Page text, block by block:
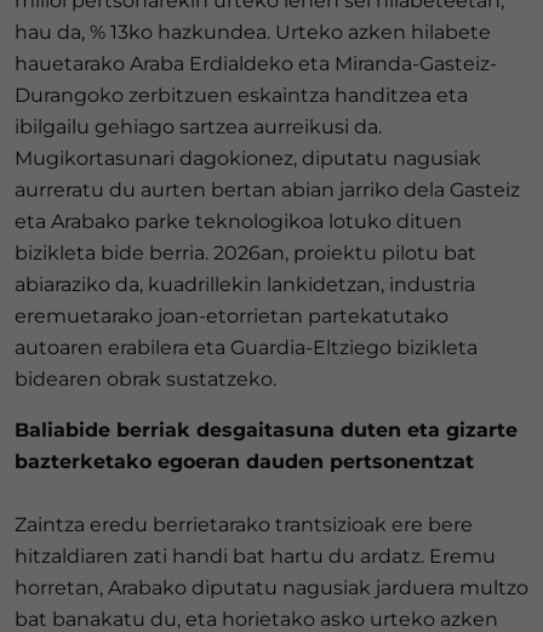
hau da, % 13ko hazkundea. Urteko azken hilabete
hauetarako Araba Erdialdeko eta Miranda-Gasteiz-
Durangoko zerbitzuen eskaintza handitzea eta
ibilgailu gehiago sartzea aurreikusi da.
Mugikortasunari dagokionez, diputatu nagusiak
aurreratu du aurten bertan abian jarriko dela Gasteiz
eta Arabako parke teknologikoa lotuko dituen
bizikleta bide berria. 2026an, proiektu pilotu bat
abiaraziko da, kuadrillekin lankidetzan, industria
eremuetarako joan-etorrietan partekatutako
autoaren erabilera eta Guardia-Eltziego bizikleta
bidearen obrak sustatzeko.
Baliabide berriak desgaitasuna duten eta gizarte
bazterketako egoeran dauden pertsonentzat
Zaintza eredu berrietarako trantsizioak ere bere
hitzaldiaren zati handi bat hartu du ardatz. Eremu
horretan, Arabako diputatu nagusiak jarduera multzo
bat banakatu du, eta horietako asko urteko azken